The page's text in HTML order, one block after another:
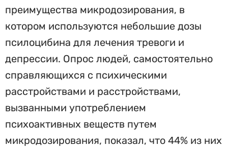
преимущества микродозирования, в
котором используются небольшие дозы
псилоцибина для лечения тревоги и
депрессии. Опрос людей, самостоятельно
справляющихся с психическими
расстройствами и расстройствами,
вызванными употреблением
психоактивных веществ путем
микродозирования, показал, что 44% из них